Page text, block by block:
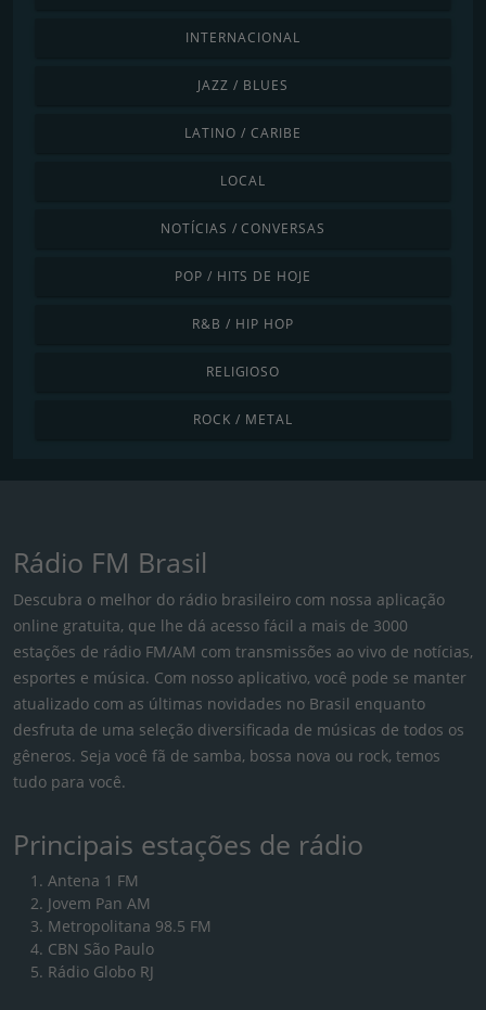
INTERNACIONAL
JAZZ / BLUES
LATINO / CARIBE
LOCAL
NOTÍCIAS / CONVERSAS
POP / HITS DE HOJE
R&B / HIP HOP
RELIGIOSO
ROCK / METAL
Rádio FM Brasil
Descubra o melhor do rádio brasileiro com nossa aplicação
online gratuita, que lhe dá acesso fácil a mais de 3000
estações de rádio FM/AM com transmissões ao vivo de notícias,
esportes e música. Com nosso aplicativo, você pode se manter
atualizado com as últimas novidades no Brasil enquanto
desfruta de uma seleção diversificada de músicas de todos os
gêneros. Seja você fã de samba, bossa nova ou rock, temos
tudo para você.
Principais estações de rádio
Antena 1 FM
Jovem Pan AM
Metropolitana 98.5 FM
CBN São Paulo
Rádio Globo RJ